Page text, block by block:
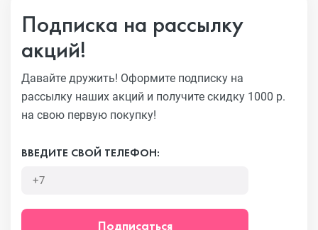
Подписка на рассылку
акций!
Давайте дружить! Оформите подписку на
рассылку наших акций и получите скидку 1000 р.
на свою первую покупку!
ВВЕДИТЕ СВОЙ ТЕЛЕФОН:
Подписаться